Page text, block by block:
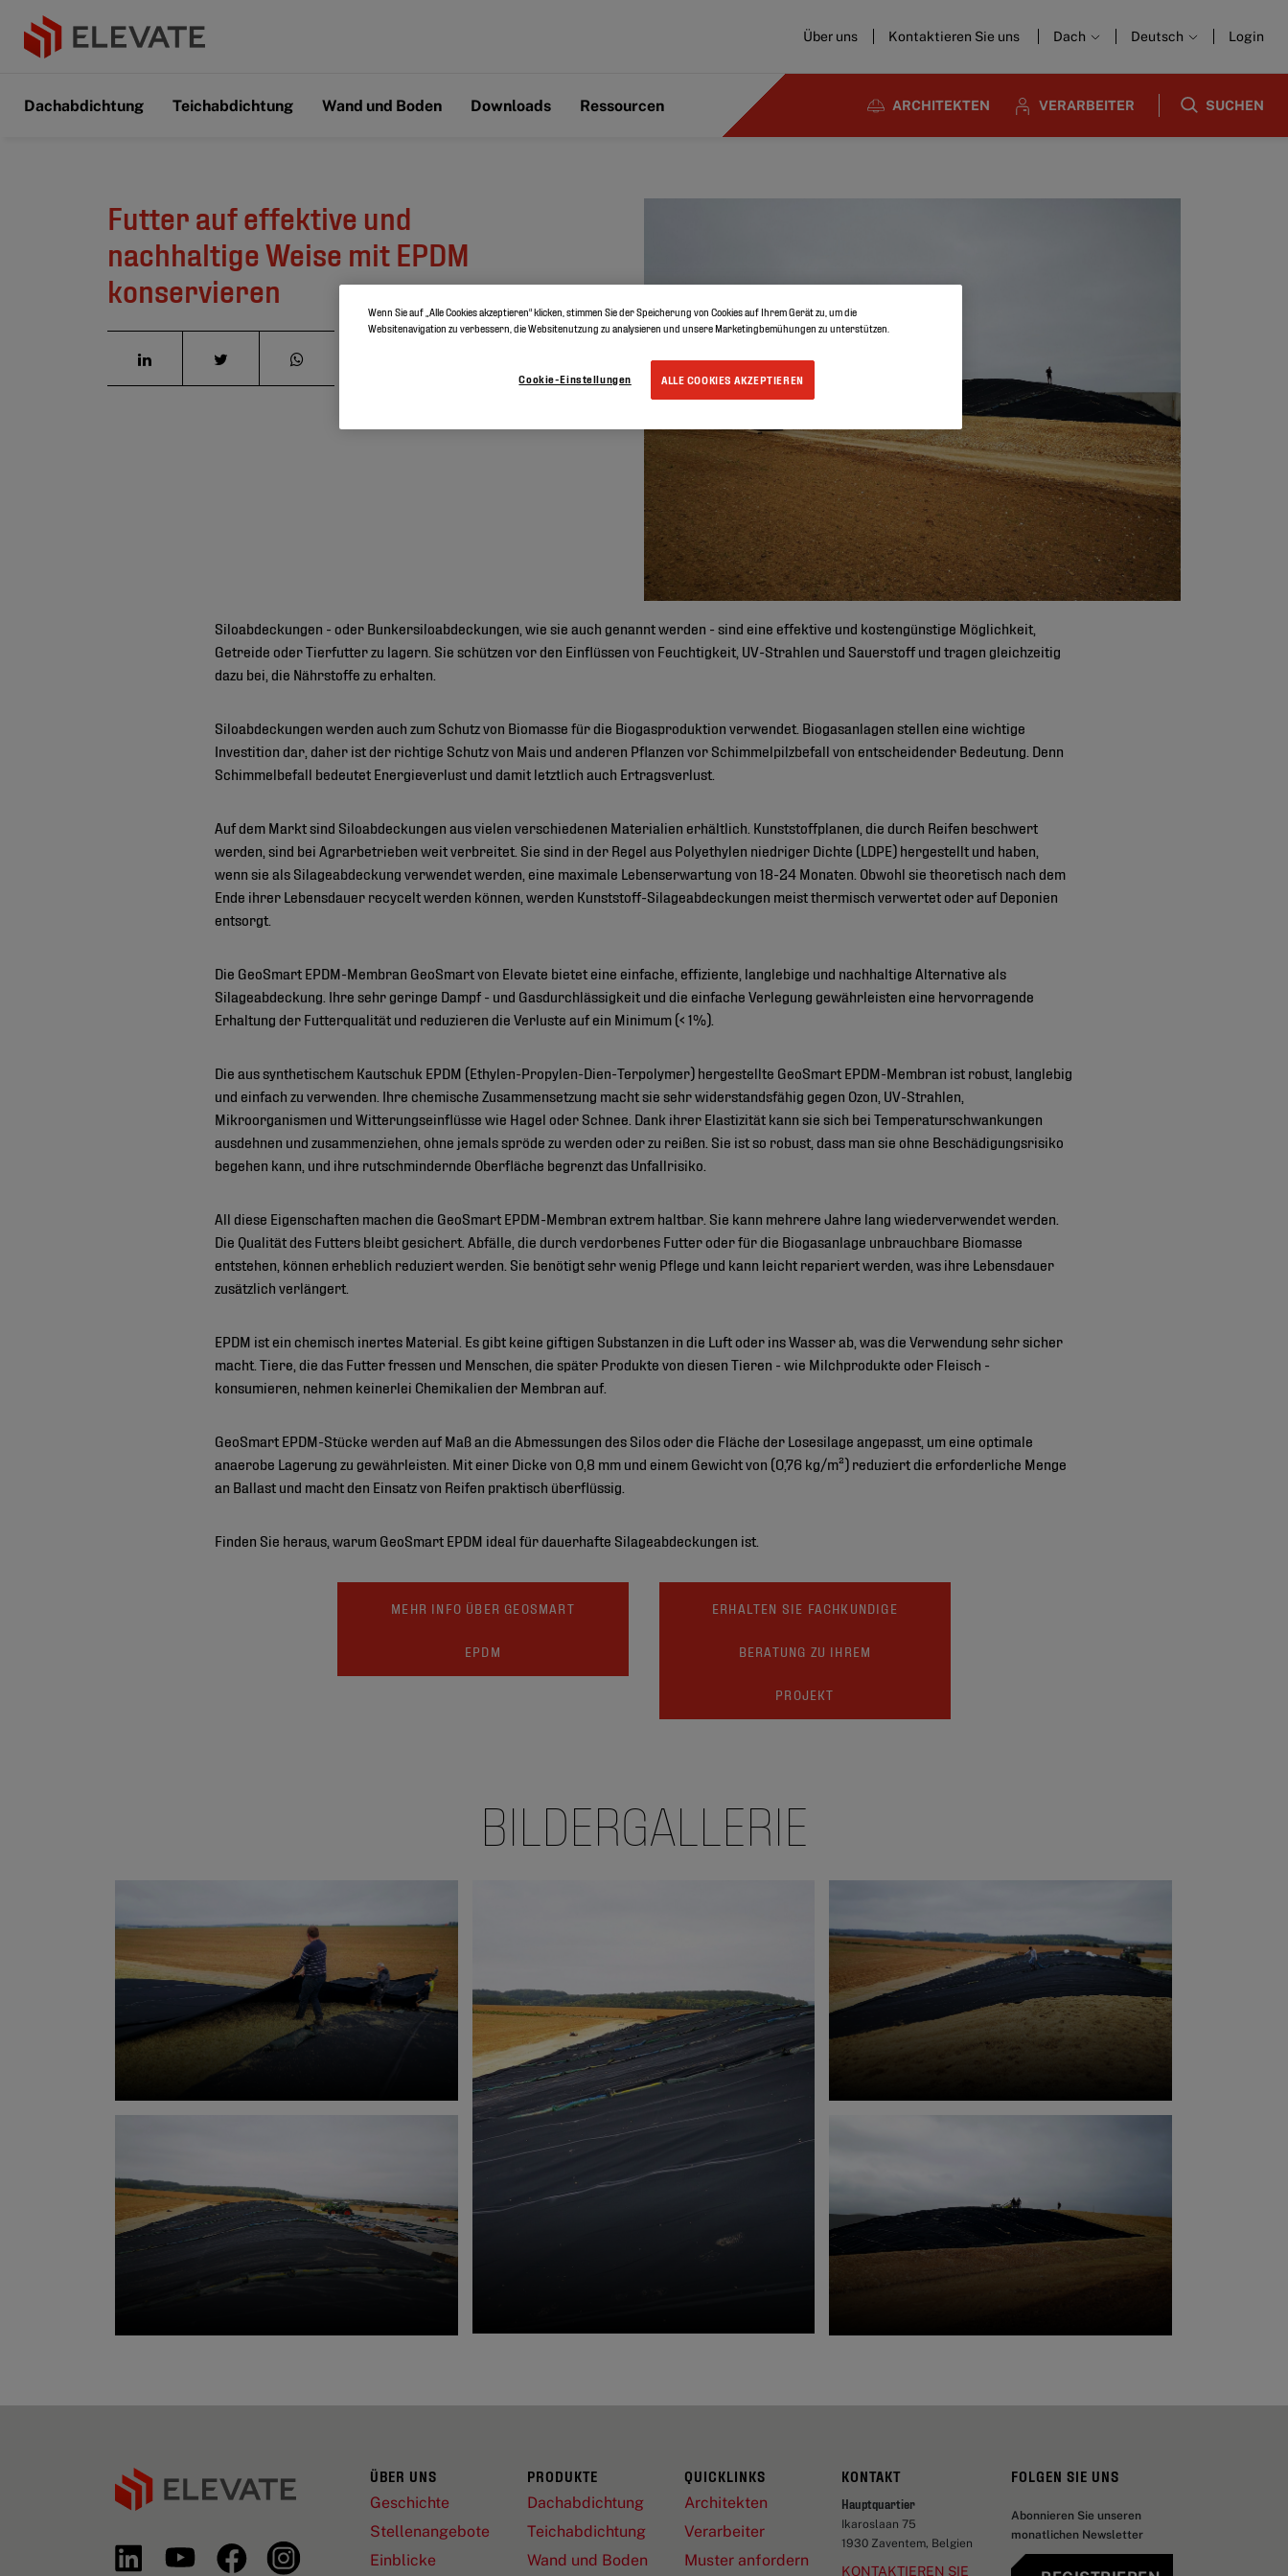
Über uns Kontaktieren Sie uns Dach Deutsch Login
Dachabdichtung Teichabdichtung Wand und Boden Downloads Ressourcen ARCHITEKTEN VERARBEITER SUCHEN
Futter auf effektive und
nachhaltige Weise mit EPDM
konservieren
Siloabdeckungen - oder Bunkersiloabdeckungen, wie sie auch genannt werden - sind eine effektive und kostengünstige Möglichkeit,
Getreide oder Tierfutter zu lagern. Sie schützen vor den Einflüssen von Feuchtigkeit, UV-Strahlen und Sauerstoff und tragen gleichzeitig
dazu bei, die Nährstoffe zu erhalten.
Siloabdeckungen werden auch zum Schutz von Biomasse für die Biogasproduktion verwendet. Biogasanlagen stellen eine wichtige
Investition dar, daher ist der richtige Schutz von Mais und anderen Pflanzen vor Schimmelpilzbefall von entscheidender Bedeutung. Denn
Schimmelbefall bedeutet Energieverlust und damit letztlich auch Ertragsverlust.
Auf dem Markt sind Siloabdeckungen aus vielen verschiedenen Materialien erhältlich. Kunststoffplanen, die durch Reifen beschwert
werden, sind bei Agrarbetrieben weit verbreitet. Sie sind in der Regel aus Polyethylen niedriger Dichte (LDPE) hergestellt und haben,
wenn sie als Silageabdeckung verwendet werden, eine maximale Lebenserwartung von 18-24 Monaten. Obwohl sie theoretisch nach dem
Ende ihrer Lebensdauer recycelt werden können, werden Kunststoff-Silageabdeckungen meist thermisch verwertet oder auf Deponien
entsorgt.
Die GeoSmart EPDM-Membran GeoSmart von Elevate bietet eine einfache, effiziente, langlebige und nachhaltige Alternative als
Silageabdeckung. Ihre sehr geringe Dampf - und Gasdurchlässigkeit und die einfache Verlegung gewährleisten eine hervorragende
Erhaltung der Futterqualität und reduzieren die Verluste auf ein Minimum (< 1%).
Die aus synthetischem Kautschuk EPDM (Ethylen-Propylen-Dien-Terpolymer) hergestellte GeoSmart EPDM-Membran ist robust, langlebig
und einfach zu verwenden. Ihre chemische Zusammensetzung macht sie sehr widerstandsfähig gegen Ozon, UV-Strahlen,
Mikroorganismen und Witterungseinflüsse wie Hagel oder Schnee. Dank ihrer Elastizität kann sie sich bei Temperaturschwankungen
ausdehnen und zusammenziehen, ohne jemals spröde zu werden oder zu reißen. Sie ist so robust, dass man sie ohne Beschädigungsrisiko
begehen kann, und ihre rutschmindernde Oberfläche begrenzt das Unfallrisiko.
All diese Eigenschaften machen die GeoSmart EPDM-Membran extrem haltbar. Sie kann mehrere Jahre lang wiederverwendet werden.
Die Qualität des Futters bleibt gesichert. Abfälle, die durch verdorbenes Futter oder für die Biogasanlage unbrauchbare Biomasse
entstehen, können erheblich reduziert werden. Sie benötigt sehr wenig Pflege und kann leicht repariert werden, was ihre Lebensdauer
zusätzlich verlängert.
EPDM ist ein chemisch inertes Material. Es gibt keine giftigen Substanzen in die Luft oder ins Wasser ab, was die Verwendung sehr sicher
macht. Tiere, die das Futter fressen und Menschen, die später Produkte von diesen Tieren - wie Milchprodukte oder Fleisch -
konsumieren, nehmen keinerlei Chemikalien der Membran auf.
GeoSmart EPDM-Stücke werden auf Maß an die Abmessungen des Silos oder die Fläche der Losesilage angepasst, um eine optimale
anaerobe Lagerung zu gewährleisten. Mit einer Dicke von 0,8 mm und einem Gewicht von (0,76 kg/m²) reduziert die erforderliche Menge
an Ballast und macht den Einsatz von Reifen praktisch überflüssig.
Finden Sie heraus, warum GeoSmart EPDM ideal für dauerhafte Silageabdeckungen ist.
MEHR INFO ÜBER GEOSMART
EPDM
ERHALTEN SIE FACHKUNDIGE
BERATUNG ZU IHREM
PROJEKT
BILDERGALLERIE
ÜBER UNS
Geschichte
Stellenangebote
Einblicke
PRODUKTE
Dachabdichtung
Teichabdichtung
Wand und Boden
QUICKLINKS
Architekten
Verarbeiter
Muster anfordern
KONTAKT
Hauptquartier
Ikaroslaan 75
1930 Zaventem, Belgien
KONTAKTIEREN SIE
FOLGEN SIE UNS
Abonnieren Sie unseren
monatlichen Newsletter
Wenn Sie auf „Alle Cookies akzeptieren“ klicken, stimmen Sie der Speicherung von Cookies auf Ihrem Gerät zu, um die
Websitenavigation zu verbessern, die Websitenutzung zu analysieren und unsere Marketingbemühungen zu unterstützen.
ALLE COOKIES AKZEPTIEREN
Cookie-Einstellungen